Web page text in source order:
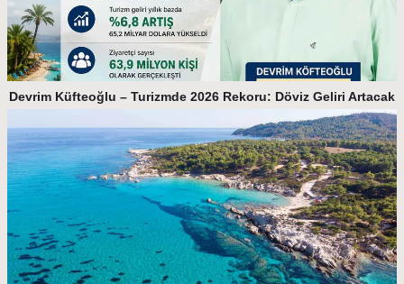
Devrim Küfteoğlu – Turizmde 2026 Rekoru: Döviz Geliri Artacak